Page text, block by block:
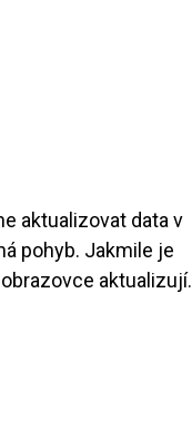
aktualizovat data v
pohyb. Jakmile je
aktualizují.